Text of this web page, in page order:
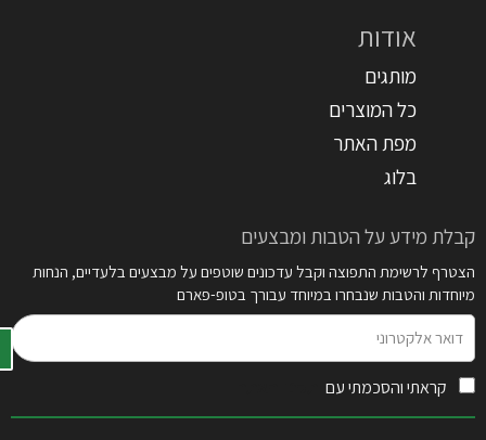
אודות
מותגים
כל המוצרים
מפת האתר
בלוג
קבלת מידע על הטבות ומבצעים
הצטרף לרשימת התפוצה וקבל עדכונים שוטפים על מבצעים בלעדיים, הנחות
מיוחדות והטבות שנבחרו במיוחד עבורך בטופ-פארם
אלקטרוני
קראתי והסכמתי עם